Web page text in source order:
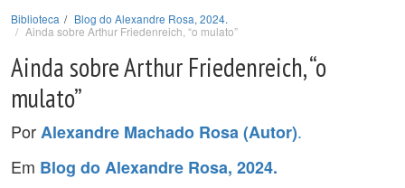
Biblioteca
Blog do Alexandre Rosa, 2024.
Ainda sobre Arthur Friedenreich, “o mulato”
Ainda sobre Arthur Friedenreich, “o
mulato”
PorAlexandre Machado Rosa (Autor).
Em Blog do Alexandre Rosa, 2024.